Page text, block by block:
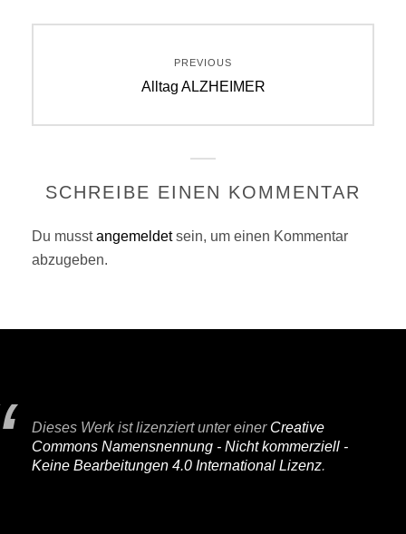
PREVIOUS
Previous
Alltag ALZHEIMER
SCHREIBE EINEN KOMMENTAR
Du musstangemeldetsein, um einen Kommentar
abzugeben.
Dieses Werk ist lizenziert unter einer Creative
Commons Namensnennung - Nicht kommerziell -
Keine Bearbeitungen 4.0 International Lizenz.